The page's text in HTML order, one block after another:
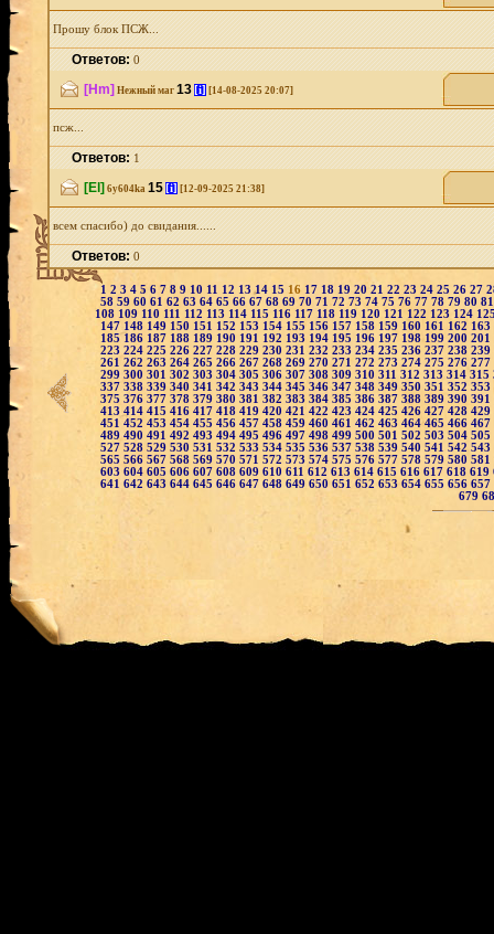
Прошу блок ПСЖ...
Ответов:0
[Hm] Нежный маг 13 [i] [14-08-2025 20:07]
псж...
Ответов:1
[El] 6y604ka 15 [i] [12-09-2025 21:38]
всем спасибо) до свидания......
Ответов:0
1 2 3 4 5 6 7 8 9 10 11 12 1314 15 16 17 18 19 20 21 22 23 24 25 26 27
58 59 60 61 62 63 64 65 66 67 68 69 70 71 72 73 74 75 76 77 78 79 80
108 109 110 111 112 113 114 115 116 117 118 119 120 121 122 123 124
147 148 149 150 151 152 153 154 155 156 157 158 159 160 161 162 163
185 186 187 188 189 190 191 192 193 194 195 196 197 198 199 200 201
223 224 225 226 227 228 229 230 231 232 233 234 235 236 237 238 239
261 262 263 264 265 266 267 268 269 270 271 272 273 274 275 276 277
299 300 301 302 303 304 305 306 307 308 309 310 311 312 313 314 315
337 338 339 340 341 342 343 344 345 346 347 348 349 350 351 352 353
375 376 377 378 379 380 381 382 383 384 385 386 387 388 389 390 391
413 414 415 416 417 418 419 420 421 422 423 424 425 426 427 428 429
451 452 453 454 455 456 457 458 459 460 461 462 463 464 465 466 467
489 490 491 492 493 494 495 496 497 498 499 500 501 502 503 504 505
527 528 529 530 531 532 533 534 535 536 537 538 539 540 541 542 543
565 566 567 568 569 570 571 572 573 574 575 576 577 578 579 580 581
603 604 605 606 607 608 609 610 611 612 613 614 615 616 617 618 619
641 642 643 644 645 646 647 648 649 650 651 652 653 654 655 656 657
679